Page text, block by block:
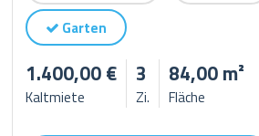
Garten
1.400,00 €
Kaltmiete
3
Zi.
84,00 m²
Fläche